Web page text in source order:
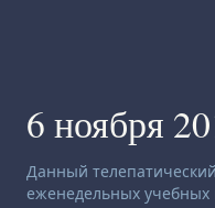
6 ноября
Заявление об отказе
Данный
еженедельных